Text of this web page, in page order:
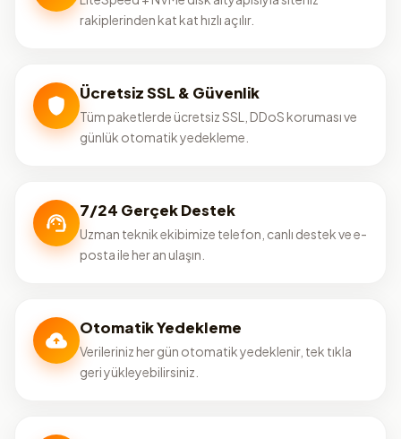
rakiplerinden kat kat hızlı açılır.
Ücretsiz SSL & Güvenlik
Tüm paketlerde ücretsiz SSL, DDoS koruması ve
günlük otomatik yedekleme.
7/24 Gerçek Destek
Uzman teknik ekibimize telefon, canlı destek ve e-
posta ile her an ulaşın.
Otomatik Yedekleme
Verileriniz her gün otomatik yedeklenir, tek tıkla
geri yükleyebilirsiniz.